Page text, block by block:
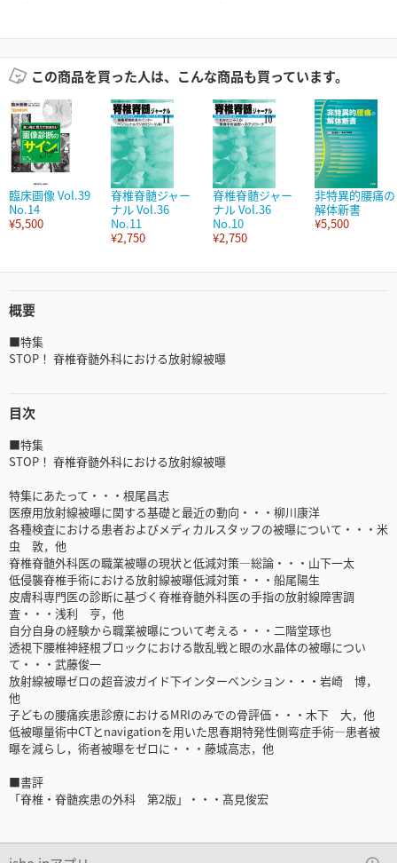
この商品を買った人は、こんな商品も買っています。
臨床画像 Vol.39
No.14
¥5,500
脊椎脊髄ジャー
ナル Vol.36
No.11
¥2,750
脊椎脊髄ジャー
ナル Vol.36
No.10
¥2,750
非特異的腰痛の
解体新書
¥5,500
概要
■特集
STOP！ 脊椎脊髄外科における放射線被曝
目次
■特集
STOP！ 脊椎脊髄外科における放射線被曝
特集にあたって・・・根尾昌志
医療用放射線被曝に関する基礎と最近の動向・・・柳川康洋
各種検査における患者およびメディカルスタッフの被曝について・・・米
虫 敦，他
脊椎脊髄外科医の職業被曝の現状と低減対策―総論・・・山下一太
低侵襲脊椎手術における放射線被曝低減対策・・・船尾陽生
皮膚科専門医の診断に基づく脊椎脊髄外科医の手指の放射線障害調
査・・・浅利 亨，他
自分自身の経験から職業被曝について考える・・・二階堂琢也
透視下腰椎神経根ブロックにおける散乱戦と眼の水晶体の被曝につい
て・・・武藤俊一
放射線被曝ゼロの超音波ガイド下インターベンション・・・岩崎 博，
他
子どもの腰痛疾患診療におけるMRIのみでの骨評価・・・木下 大，他
低被曝量術中CTとnavigationを用いた思春期特発性側弯症手術―患者被
曝を減らし，術者被曝をゼロに・・・藤城高志，他
■書評
「脊椎・脊髄疾患の外科 第2版」・・・髙見俊宏